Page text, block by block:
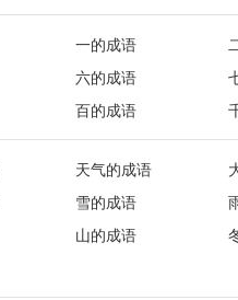
一的成语
六的成语
百的成语
天气的成语
雪的成语
山的成语